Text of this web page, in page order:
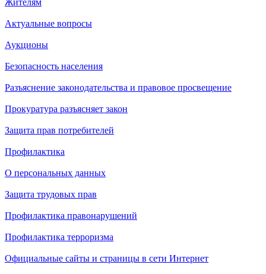
Жителям
Актуальные вопросы
Аукционы
Безопасность населения
Разъяснение законодательства и правовое просвещение
Прокуратура разъясняет закон
Защита прав потребителей
Профилактика
О персональных данных
Защита трудовых прав
Профилактика правонарушений
Профилактика терроризма
Официальные сайты и страницы в сети Интернет